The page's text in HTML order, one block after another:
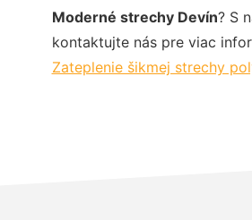
Moderné strechy Devín? S
kontaktujte nás pre viac
Zateplenie šikmej strechy